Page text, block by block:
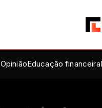
OpiniãoEducação financeira